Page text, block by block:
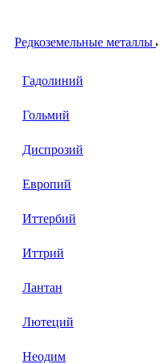
Редкоземельные металлы
Гадолиний
Гольмий
Диспрозий
Европий
Иттербий
Иттрий
Лантан
Лютеций
Неодим